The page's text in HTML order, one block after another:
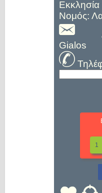
Εκκλησία
Νομός:
Gialos
1